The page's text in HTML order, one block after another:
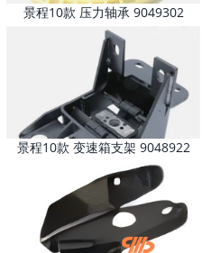
景程10款 压力轴承 9049302
景程10款 变速箱支架 9048922